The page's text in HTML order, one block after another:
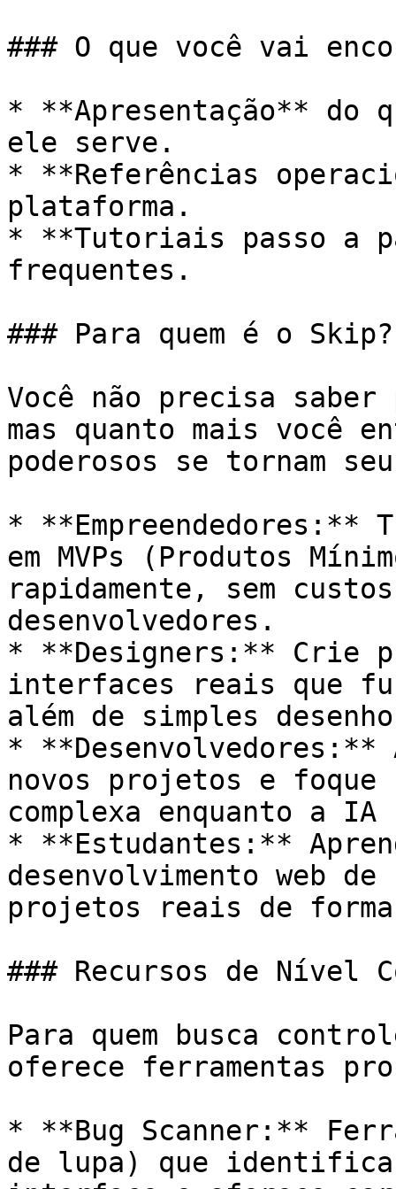
### O que você vai
* **Apresentação** do
ele serve.
* **Referências
plataforma.
* **Tutoriais passo a
frequentes.
### Para quem é o Skip?
Você não precisa
mas quanto mais você
poderosos se tornam
* **Empreendedores:**
em MVPs (Produtos
rapidamente, sem
desenvolvedores.
* **Designers:** Crie
interfaces reais que
além de simples
*
novos projetos e foque
complexa enquanto a
* **Estudantes:**
desenvolvimento web
projetos reais de
### Recursos de Nível
Para quem busca
oferece ferramentas
* **Bug Scanner:**
de lupa) que